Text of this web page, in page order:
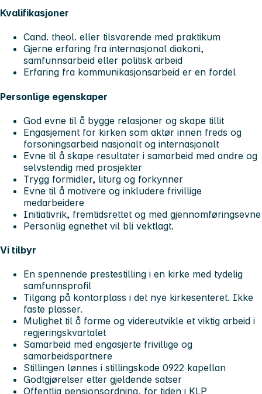
Kvalifikasjoner
Cand. theol. eller tilsvarende med praktikum
Gjerne erfaring fra internasjonal diakoni,
samfunnsarbeid eller politisk arbeid
Erfaring fra kommunikasjonsarbeid er en fordel
Personlige egenskaper
God evne til å bygge relasjoner og skape tillit
Engasjement for kirken som aktør innen freds og
forsoningsarbeid nasjonalt og internasjonalt
Evne til å skape resultater i samarbeid med andre og
selvstendig med prosjekter
Trygg formidler, liturg og forkynner
Evne til å motivere og inkludere frivillige
medarbeidere
Initiativrik, fremtidsrettet og med gjennomføringsevne
Personlig egnethet vil bli vektlagt.
Vi tilbyr
En spennende prestestilling i en kirke med tydelig
samfunnsprofil
Tilgang på kontorplass i det nye kirkesenteret. Ikke
faste plasser.
Mulighet til å forme og videreutvikle et viktig arbeid i
regjeringskvartalet
Samarbeid med engasjerte frivillige og
samarbeidspartnere
Stillingen lønnes i stillingskode 0922 kapellan
Godtgjørelser etter gjeldende satser
Offentlig pensjonsordning, for tiden i KLP